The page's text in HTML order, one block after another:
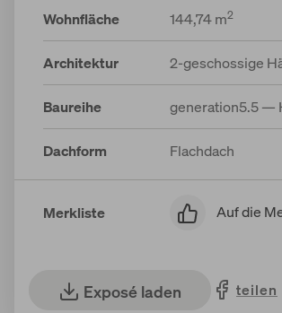
Wohnfläche 144,74 m2
Architektur 2-geschossige
Baureihe generation5.5 —
Dachform Flachdach
Merkliste Auf die
Exposé laden teilen